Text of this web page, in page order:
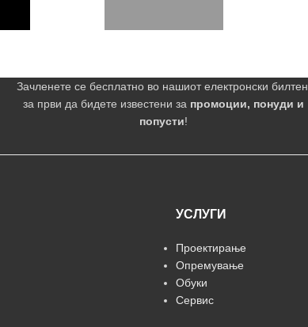
Зачленете се бесплатно во нашиот електронски билтен,
за први да бидете известени за промоции, понуди и
попусти!
УСЛУГИ
Проектирање
Опремување
Обуки
Сервис